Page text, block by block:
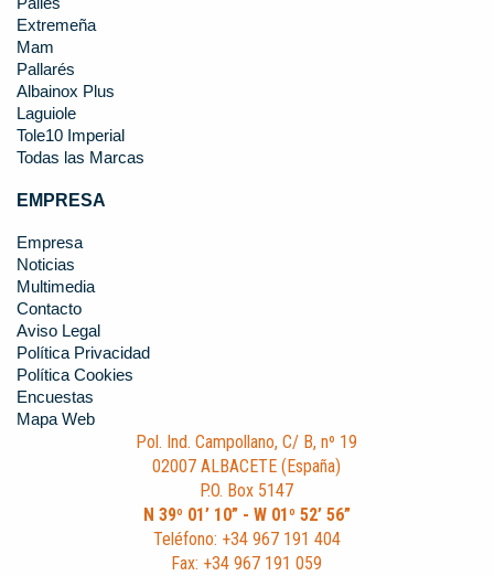
Pallés
Extremeña
Mam
Pallarés
Albainox Plus
Laguiole
Tole10 Imperial
Todas las Marcas
EMPRESA
Empresa
Noticias
Multimedia
Contacto
Aviso Legal
Política Privacidad
Política Cookies
Encuestas
Mapa Web
Pol. Ind. Campollano, C/ B, nº 19
02007 ALBACETE (España)
P.O. Box 5147
N 39º 01’ 10” - W 01º 52’ 56”
Teléfono: +34 967 191 404
Fax: +34 967 191 059